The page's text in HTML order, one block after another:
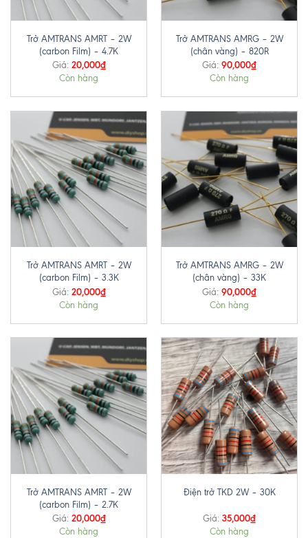
Trở AMTRANS AMRT – 2W
(carbon Film) – 4.7K
Giá: 20,000₫
Còn hàng
Trở AMTRANS AMRG – 2W
(chân vàng) – 820R
Giá: 90,000₫
Còn hàng
Trở AMTRANS AMRT – 2W
(carbon Film) – 3.3K
Giá: 20,000₫
Còn hàng
Trở AMTRANS AMRG – 2W
(chân vàng) – 33K
Giá: 90,000₫
Còn hàng
Trở AMTRANS AMRT – 2W
(carbon Film) – 2.7K
Giá: 20,000₫
Còn hàng
Điện trở TKD 2W – 30K
Giá: 35,000₫
Còn hàng